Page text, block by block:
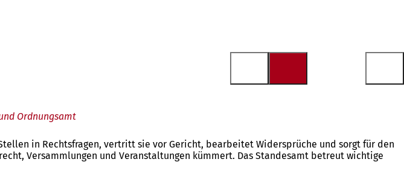
Ordnungsamt
in Rechtsfragen, vertritt sie vor Gericht, bearbeitet Widersprüche und sorgt für den
Versammlungen und Veranstaltungen kümmert. Das Standesamt betreut wichtige